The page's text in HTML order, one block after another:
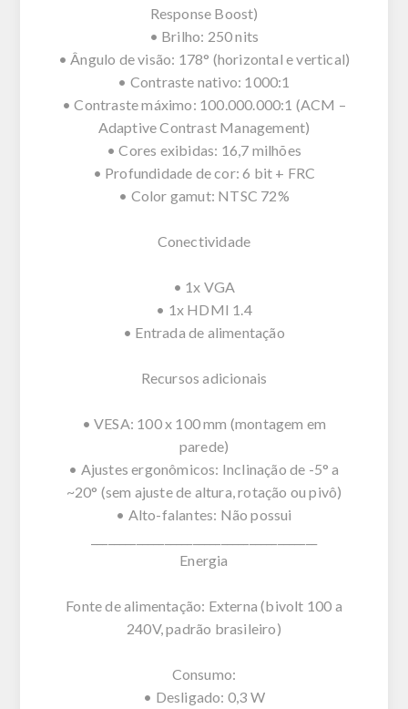
Response Boost)
• Brilho: 250 nits
• Ângulo de visão: 178° (horizontal e vertical)
• Contraste nativo: 1000:1
• Contraste máximo: 100.000.000:1 (ACM –
Adaptive Contrast Management)
• Cores exibidas: 16,7 milhões
• Profundidade de cor: 6 bit + FRC
• Color gamut: NTSC 72%
Conectividade
• 1x VGA
• 1x HDMI 1.4
• Entrada de alimentação
Recursos adicionais
• VESA: 100 x 100 mm (montagem em
parede)
• Ajustes ergonômicos: Inclinação de -5° a
~20° (sem ajuste de altura, rotação ou pivô)
• Alto-falantes: Não possui
Energia
Fonte de alimentação: Externa (bivolt 100 a
240V, padrão brasileiro)
Consumo:
• Desligado: 0,3 W